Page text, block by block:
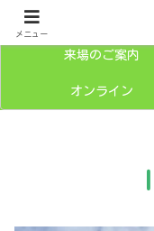
来場のご案内
オンライン
メニュー